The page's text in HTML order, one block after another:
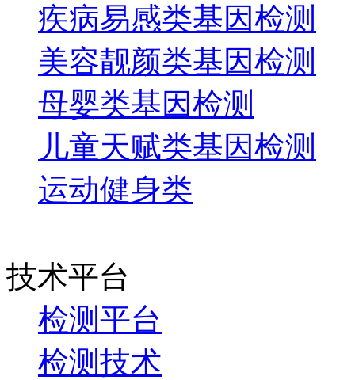
疾病易感类基因检测
美容靓颜类基因检测
母婴类基因检测
儿童天赋类基因检测
运动健身类
技术平台
检测平台
检测技术